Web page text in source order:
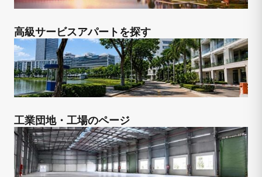
高級サービスアパートを探す
工業団地・工場のページ